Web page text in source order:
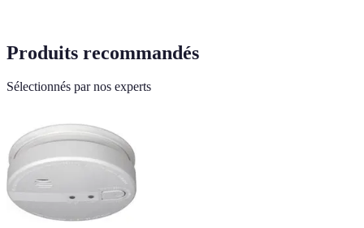
Produits recommandés
Sélectionnés par nos experts